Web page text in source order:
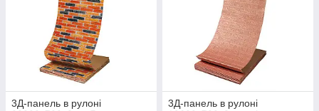
3Д-панель в рулоні
3Д-панель в рулоні